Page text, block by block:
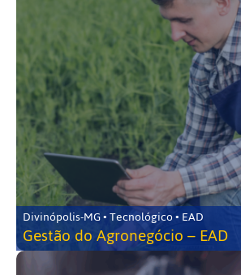
Divinópolis-MG • Tecnológico • EAD
Gestão do Agronegócio – EAD